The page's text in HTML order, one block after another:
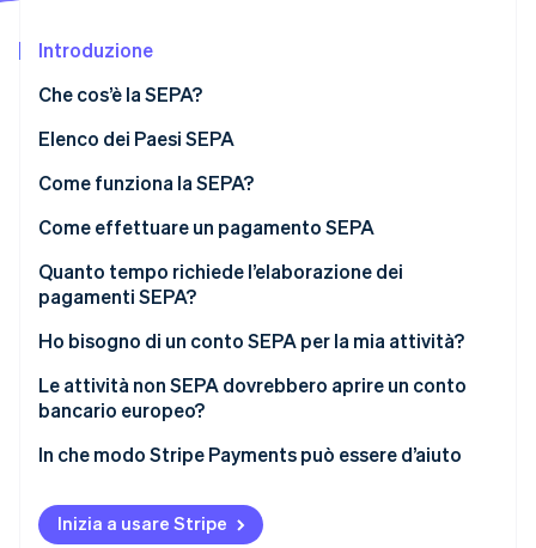
Prevenzione delle frodi
Atlas
Costituzione di start-up
Climate
Verifica online dell'identità
Scopri come Stripe sta costruendo l'infrastruttura
Guarda ora
Partner
Stripe App Marketplace
Introduzione
Che cos’è la SEPA?
Elenco dei Paesi SEPA
Come funziona la SEPA?
Come effettuare un pagamento SEPA
Quanto tempo richiede l’elaborazione dei
pagamenti SEPA?
Ho bisogno di un conto SEPA per la mia attività?
Le attività non SEPA dovrebbero aprire un conto
bancario europeo?
In che modo Stripe Payments può essere d’aiuto
Inizia a usare Stripe